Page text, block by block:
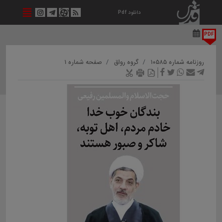
دانلود Pdf
PDF
روزنامه شماره ۱۰۵۸۵ گروه رواق صفحه شماره ۱